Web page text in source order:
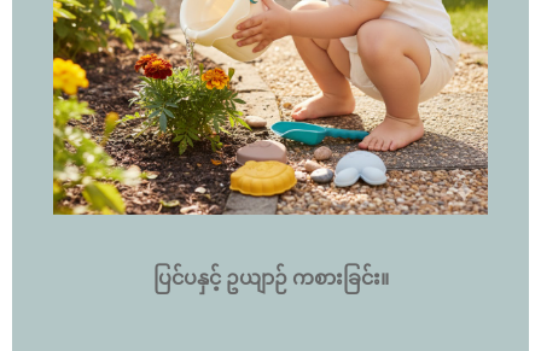
ပြင်ပနှင့် ဥယျာဉ် ကစားခြင်း။